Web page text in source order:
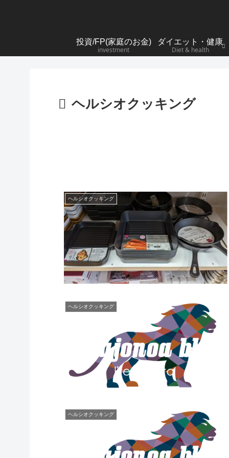
投資/FP(家庭のお金)
investment
ダイエット・健康
Diet & health
ヘルシオクッキング
ヘルシオクッキング
ヘルシオクッキング
ヘルシオクッキング